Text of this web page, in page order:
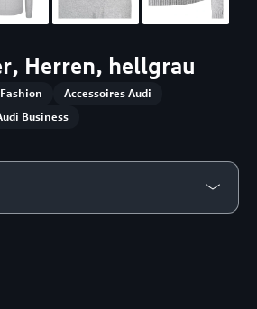
Herren, hellgrau
Fashion
Accessoires Audi
Business